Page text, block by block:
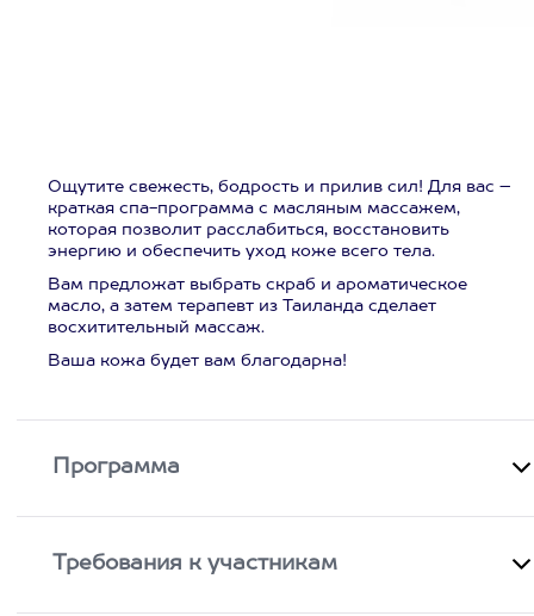
Ощутите свежесть, бодрость и прилив сил! Для вас –
краткая спа-программа с масляным массажем,
которая позволит расслабиться, восстановить
энергию и обеспечить уход коже всего тела.
Вам предложат выбрать скраб и ароматическое
масло, а затем терапевт из Таиланда сделает
восхитительный массаж.
Ваша кожа будет вам благодарна!
Программа
Требования к участникам